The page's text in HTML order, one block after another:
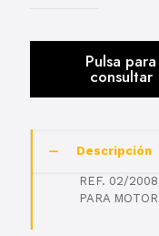
Descripción
REF. 02/
PARA